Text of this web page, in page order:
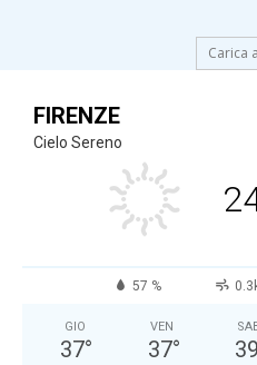
Carica
FIRENZE
Cielo Sereno
57 %
GIO
37°
VEN
37° 39